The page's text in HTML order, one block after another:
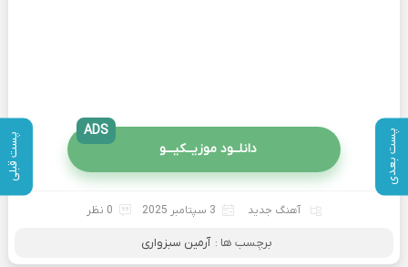
پست بعدی پست قبلی دانلــود موزیــکیـــو
ADS
آهنگ جدید 3 سپتامبر 2025 0 نظر
برچسب ها : آرمین سبزواری